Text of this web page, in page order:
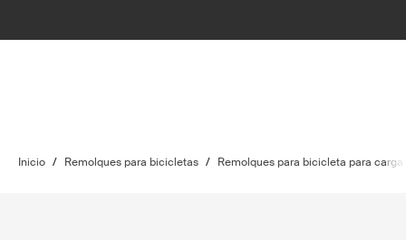
Inicio / Remolques para bicicletas / Remolques para bicicleta para carga